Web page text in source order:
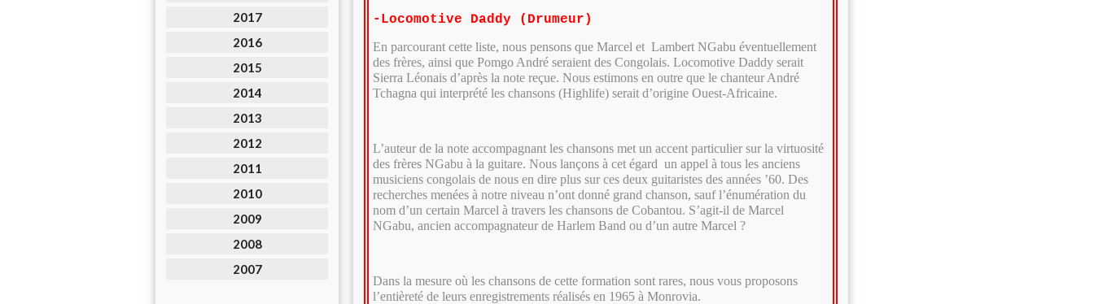
2017
2016
2015
2014
2013
2012
2011
2010
2009
2008
2007
-Locomotive Daddy (Drumeur)
En parcourant cette liste, nous pensons que Marcel et Lambert NGabu éventuellement
des frères, ainsi que Pomgo André seraient des Congolais. Locomotive Daddy serait
Sierra Léonais d’après la note reçue. Nous estimons en outre que le chanteur André
Tchagna qui interprété les chansons (Highlife) serait d’origine Ouest-Africaine.
L’auteur de la note accompagnant les chansons met un accent particulier sur la virtuosité
des frères NGabu à la guitare. Nous lançons à cet égard un appel à tous les anciens
musiciens congolais de nous en dire plus sur ces deux guitaristes des années ’60. Des
recherches menées à notre niveau n’ont donné grand chanson, sauf l’énumération du
nom d’un certain Marcel à travers les chansons de Cobantou. S’agit-il de Marcel
NGabu, ancien accompagnateur de Harlem Band ou d’un autre Marcel ?
Dans la mesure où les chansons de cette formation sont rares, nous vous proposons
l’entièreté de leurs enregistrements réalisés en 1965 à Monrovia.